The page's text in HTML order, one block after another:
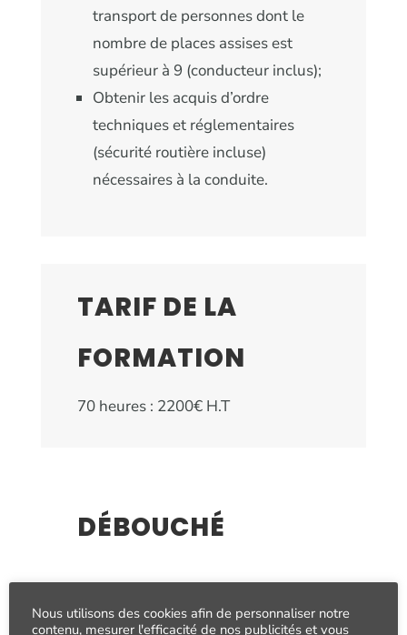
transport de personnes dont le
nombre de places assises est
supérieur à 9 (conducteur inclus);
Obtenir les acquis d’ordre
techniques et réglementaires
(sécurité routière incluse)
nécessaires à la conduite.
TARIF DE LA
FORMATION
70 heures : 2200€ H.T
DÉBOUCHÉ
personnes
Nous utilisons des cookies afin de personnaliser notre
contenu, mesurer l'efficacité de nos publicités et vous